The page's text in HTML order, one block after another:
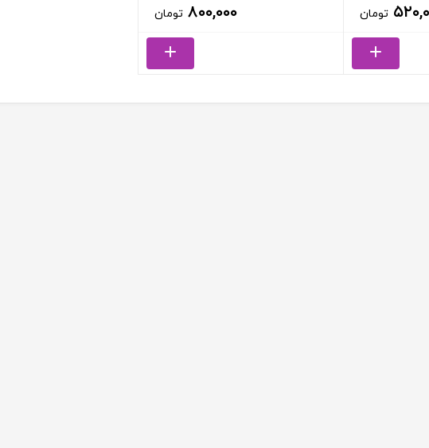
تومان ۸۰۰,۰۰۰ تومان